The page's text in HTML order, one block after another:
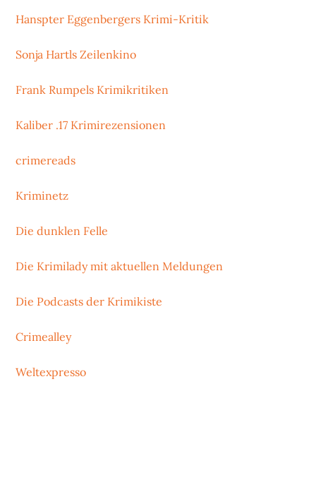
Hanspter Eggenbergers Krimi-Kritik
Sonja Hartls Zeilenkino
Frank Rumpels Krimikritiken
Kaliber .17 Krimirezensionen
crimereads
Kriminetz
Die dunklen Felle
Die Krimilady mit aktuellen Meldungen
Die Podcasts der Krimikiste
Crimealley
Weltexpresso